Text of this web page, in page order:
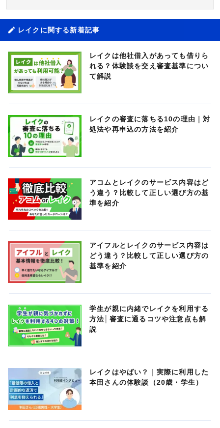
レイクに関する新着記事
レイクは他社借入があっても借りら
れる？体験談を交え審査基準につい
て解説
レイクの審査に落ちる10の理由｜対
処法や再申込の方法を紹介
アコムとレイクのサービス内容はど
う違う？比較して正しい選び方の基
準を紹介
アイフルとレイクのサービス内容は
どう違う？比較して正しい選び方の
基準を紹介
学生が親に内緒でレイクを利用する
方法│審査に通るコツや注意点も解
説
レイクはやばい？｜実際に利用した
本田さんの体験談（20歳・学生）